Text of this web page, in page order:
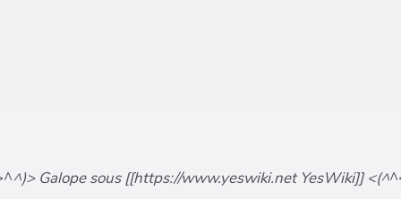
^)> Galope sous [[https://www.yeswiki.net YesWiki]] <(^